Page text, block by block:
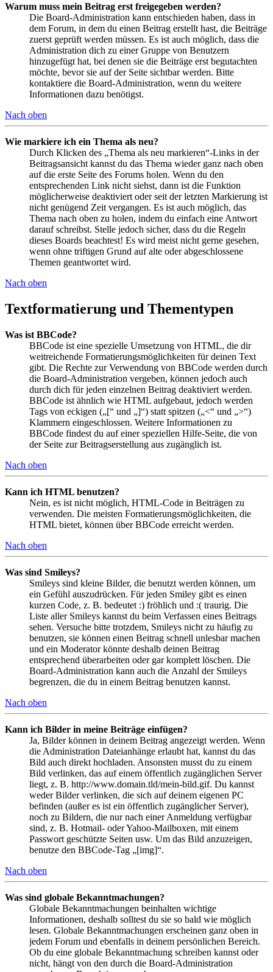
Warum muss mein Beitrag erst freigegeben werden?
Die Board-Administration kann entschieden haben, dass in
dem Forum, in dem du einen Beitrag erstellt hast, die Beiträge
zuerst geprüft werden müssen. Es ist auch möglich, dass die
Administration dich zu einer Gruppe von Benutzern
hinzugefügt hat, bei denen sie die Beiträge erst begutachten
möchte, bevor sie auf der Seite sichtbar werden. Bitte
kontaktiere die Board-Administration, wenn du weitere
Informationen dazu benötigst.
Nach oben
Wie markiere ich ein Thema als neu?
Durch Klicken des „Thema als neu markieren“-Links in der
Beitragsansicht kannst du das Thema wieder ganz nach oben
auf die erste Seite des Forums holen. Wenn du den
entsprechenden Link nicht siehst, dann ist die Funktion
möglicherweise deaktiviert oder seit der letzten Markierung ist
nicht genügend Zeit vergangen. Es ist auch möglich, das
Thema nach oben zu holen, indem du einfach eine Antwort
darauf schreibst. Stelle jedoch sicher, dass du die Regeln
dieses Boards beachtest! Es wird meist nicht gerne gesehen,
wenn ohne triftigen Grund auf alte oder abgeschlossene
Themen geantwortet wird.
Nach oben
Textformatierung und Thementypen
Was ist BBCode?
BBCode ist eine spezielle Umsetzung von HTML, die dir
weitreichende Formatierungsmöglichkeiten für deinen Text
gibt. Die Rechte zur Verwendung von BBCode werden durch
die Board-Administration vergeben, können jedoch auch
durch dich für jeden einzelnen Beitrag deaktiviert werden.
BBCode ist ähnlich wie HTML aufgebaut, jedoch werden
Tags von eckigen („[“ und „]“) statt spitzen („<“ und „>“)
Klammern eingeschlossen. Weitere Informationen zu
BBCode findest du auf einer speziellen Hilfe-Seite, die von
der Seite zur Beitragserstellung aus zugänglich ist.
Nach oben
Kann ich HTML benutzen?
Nein, es ist nicht möglich, HTML-Code in Beiträgen zu
verwenden. Die meisten Formatierungsmöglichkeiten, die
HTML bietet, können über BBCode erreicht werden.
Nach oben
Was sind Smileys?
Smileys sind kleine Bilder, die benutzt werden können, um
ein Gefühl auszudrücken. Für jeden Smiley gibt es einen
kurzen Code, z. B. bedeutet :) fröhlich und :( traurig. Die
Liste aller Smileys kannst du beim Verfassen eines Beitrags
sehen. Versuche bitte trotzdem, Smileys nicht zu häufig zu
benutzen, sie können einen Beitrag schnell unlesbar machen
und ein Moderator könnte deshalb deinen Beitrag
entsprechend überarbeiten oder gar komplett löschen. Die
Board-Administration kann auch die Anzahl der Smileys
begrenzen, die du in einem Beitrag benutzen kannst.
Nach oben
Kann ich Bilder in meine Beiträge einfügen?
Ja, Bilder können in deinem Beitrag angezeigt werden. Wenn
die Administration Dateianhänge erlaubt hat, kannst du das
Bild auch direkt hochladen. Ansonsten musst du zu einem
Bild verlinken, das auf einem öffentlich zugänglichen Server
liegt, z. B. http://www.domain.tld/mein-bild.gif. Du kannst
weder Bilder verlinken, die sich auf deinem eigenen PC
befinden (außer es ist ein öffentlich zugänglicher Server),
noch zu Bildern, die nur nach einer Anmeldung verfügbar
sind, z. B. Hotmail- oder Yahoo-Mailboxen, mit einem
Passwort geschützte Seiten usw. Um das Bild anzuzeigen,
benutze den BBCode-Tag „[img]“.
Nach oben
Was sind globale Bekanntmachungen?
Globale Bekanntmachungen beinhalten wichtige
Informationen, deshalb solltest du sie so bald wie möglich
lesen. Globale Bekanntmachungen erscheinen ganz oben in
jedem Forum und ebenfalls in deinem persönlichen Bereich.
Ob du eine globale Bekanntmachung schreiben kannst oder
nicht, hängt von den durch die Board-Administration